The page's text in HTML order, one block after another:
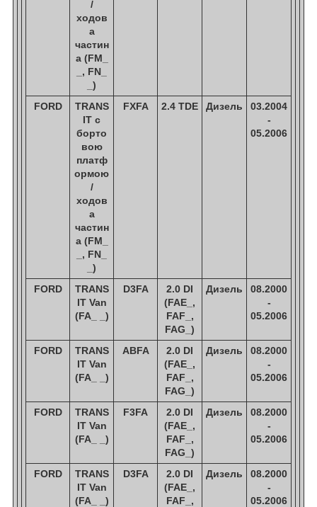
/
ходов
а
частин
а (FM_
_, FN_
_)
FORD
TRANS
IT c
борто
вою
платф
ормою
/
ходов
а
частин
а (FM_
_, FN_
_)
FXFA 2.4 TDE Дизель
03.2004
-
05.2006
FORD
TRANS
IT Van
(FA_ _)
D3FA
2.0 DI
(FAE_,
FAF_,
FAG_)
Дизель
08.2000
-
05.2006
FORD
TRANS
IT Van
(FA_ _)
ABFA
2.0 DI
(FAE_,
FAF_,
FAG_)
Дизель
08.2000
-
05.2006
FORD
TRANS
IT Van
(FA_ _)
F3FA
2.0 DI
(FAE_,
FAF_,
FAG_)
Дизель
08.2000
-
05.2006
FORD
TRANS
IT Van
(FA_ _)
D3FA
2.0 DI
(FAE_,
FAF_,
Дизель
08.2000
-
05.2006